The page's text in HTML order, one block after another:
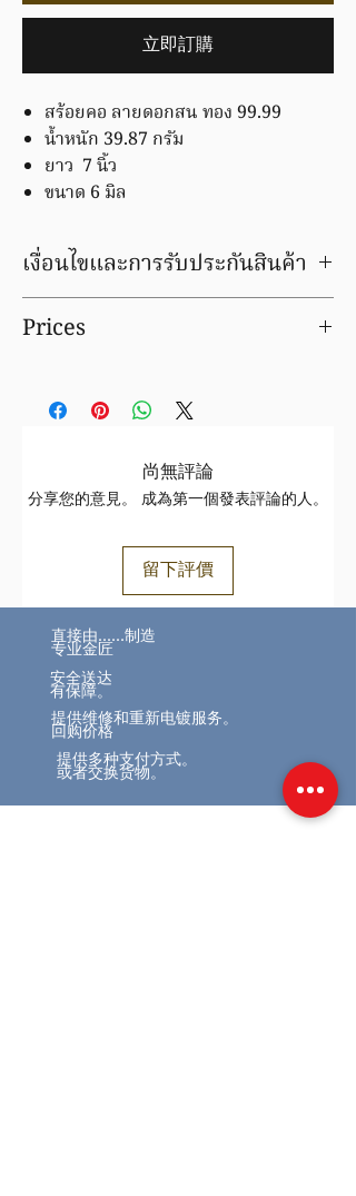
立即訂購
สร้อยคอ ลายดอกสน ทอง 99.99
น้ำหนัก 39.87 กรัม
ยาว 7 นิ้ว
ขนาด 6 มิล
เงื่อนไขและการรับประกันสินค้า
รับเปลี่ยน/ขายคืน ได้ตามราคาตลาดทอง ขึ้น/
ได้ที่FAQ
Prices
an estimate only and can vary slightly
depending upon the metal price, the
tolerances which we are able to
achieve.
since the prices that feature in the
sales agreement regarding the delivery
of goods are subject to changes in
which we have no influence.
尚無評論
分享您的意見。 成為第一個發表評論的人。
留下評價
直接由……制造
专业金匠
安全送达
有保障。
提供维修和重新电镀服务。
回购价格
提供多种支付方式。
或者交换货物。